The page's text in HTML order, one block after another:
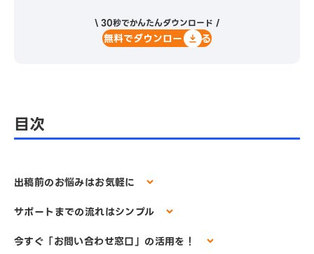
\ 30秒でかんたんダウンロード /
無料でダウンロードする
目次
出稿前のお悩みはお気軽に
サポートまでの流れはシンプル
今すぐ「お問い合わせ窓口」の活用を！